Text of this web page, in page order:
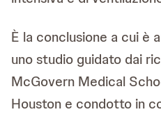
È la conclusione a cui è
uno studio guidato dai
McGovern Medical
Houston e condotto in